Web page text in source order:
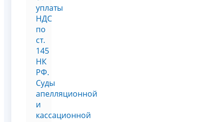
уплаты
НДС
по
ст.
145
НК
РФ.
Суды
апелляционной
и
кассационной